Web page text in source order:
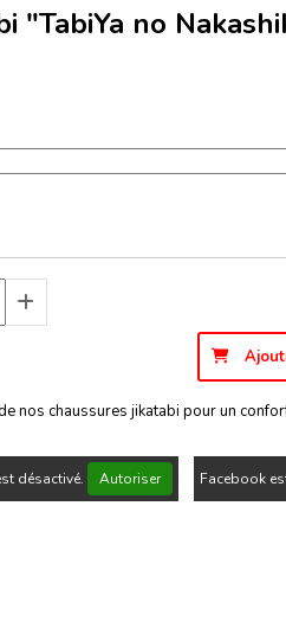
"TabiYa no
nos chaussures jikatabi pour un
désactivé. Autoriser Facebook